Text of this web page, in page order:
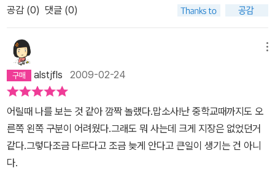
부족해 보이고 모자라 보여도 결코 세상 살아가는 데 있어서 유정이
가 잘 못 살고 있는 것은 아니란 것이 확실하다. 남들이 빨리 터득하는
것들 속에서 놓치고 가는 부분들을 유정이는 남들보다 좀 더 늦게 터
득하는 대신 그들이 놓친 부분들을 분명히 볼 수 있을 것이다. 그것은
유정이만의 소중한 보물이 되어줄수도 있다. 마지막 부분에서 절로
웃음이 쿡! 집을 찾아 헤매는 유정이는 학습지 선생님을 만나서 반가
웠는데 오히려 학습지 선생님으로부터 유정이 집을 못찾고 있었는데
만나서 다행이라는 말을 들었을때의 유정이 표정이 절로 그려졌다.
둘은 어떻게 유정이 집을 찾아갔을까? 궁금해진다.
공감 (0) 댓글 (0)
alstjfls 2009-02-24
어릴때 나를 보는 것 같아 깜짝 놀랬다.맙소사!난 중학교때까지도 오
른쪽 왼쪽 구분이 어려웠다.그래도 뭐 사는데 크게 지장은 없었던거
같다.그렇다조금 다르다고 조금 늦게 안다고 큰일이 생기는 건 아니
다.